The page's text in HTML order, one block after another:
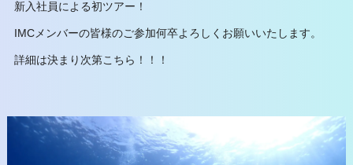
新入社員による初ツアー！
IMCメンバーの皆様のご参加何卒よろしくお願いいたします。
詳細は決まり次第こちら！！！